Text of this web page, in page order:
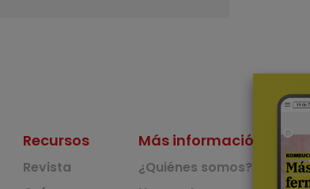
Recursos
Revista
Más información
¿Quiénes somos?